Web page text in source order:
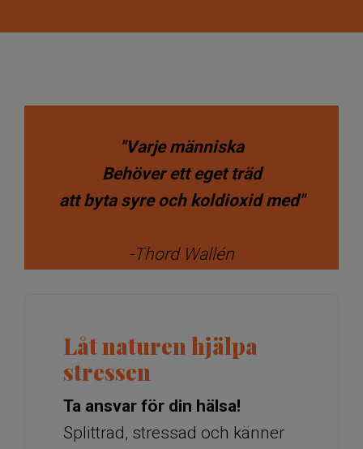
​​​​​​​"Varje människa
Behöver ett eget träd
att byta syre och koldioxid med"
-Thord Wallén
Låt naturen hjälpa
stressen
Ta ansvar för din hälsa!
Splittrad, stressad och känner